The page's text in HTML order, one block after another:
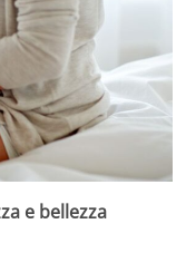
e bellezza